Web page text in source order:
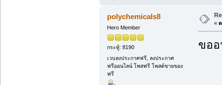
polychemicals8
Hero Member
กระทู้: 8190
เวบลงประกาศฟรี, ลงประกาศ
ฟรีออนไลน์ โพสฟรี โพสต์ขายของ
ฟรี
«
ขอ